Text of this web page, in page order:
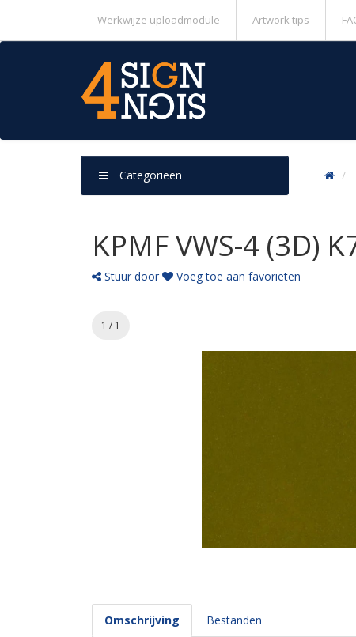
Werkwijze uploadmodule Artwork tips
Categorieën
KPMF VWS-4 (3D)
Stuur door Voeg toe aan favorieten
1 / 1
Omschrijving Bestanden